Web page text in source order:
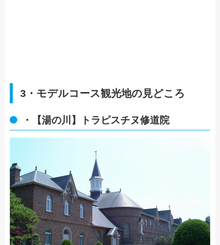
3・モデルコース観光地の見どころ
・【湯の川】トラピスチヌ修道院